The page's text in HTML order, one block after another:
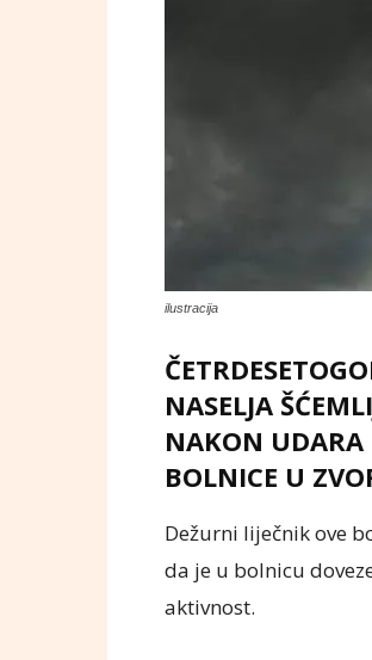
ilustracija
NASELJA
NAKON UDARA
BOLNICE U
Dežurni liječnik ove
da je u bolnicu
aktivnost.